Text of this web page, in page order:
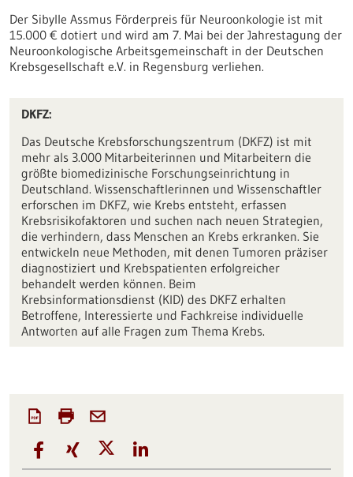
Der Sibylle Assmus Förderpreis für Neuroonkologie ist mit
15.000 € dotiert und wird am 7. Mai bei der Jahrestagung der
Neuroonkologische Arbeitsgemeinschaft in der Deutschen
Krebsgesellschaft e.V. in Regensburg verliehen.
DKFZ:
Das Deutsche Krebsforschungszentrum (DKFZ) ist mit
mehr als 3.000 Mitarbeiterinnen und Mitarbeitern die
größte biomedizinische Forschungseinrichtung in
Deutschland. Wissenschaftlerinnen und Wissenschaftler
erforschen im DKFZ, wie Krebs entsteht, erfassen
Krebsrisikofaktoren und suchen nach neuen Strategien,
die verhindern, dass Menschen an Krebs erkranken. Sie
entwickeln neue Methoden, mit denen Tumoren präziser
diagnostiziert und Krebspatienten erfolgreicher
behandelt werden können. Beim
Krebsinformationsdienst (KID) des DKFZ erhalten
Betroffene, Interessierte und Fachkreise individuelle
Antworten auf alle Fragen zum Thema Krebs.